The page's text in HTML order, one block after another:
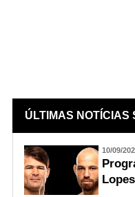
ÚLTIMAS NOTÍCIAS
10/09/